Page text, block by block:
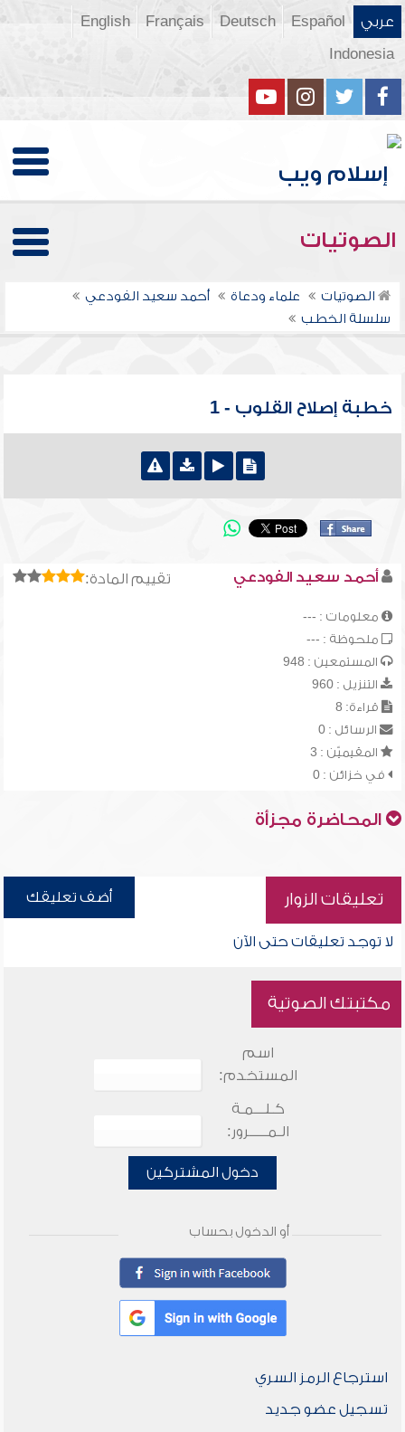
عربي Español
Deutsch
Français
English
Indonesia
الصوتيات
الصوتيات علماء ودعاة
أحمد سعيد الفودعي
سلسلة الخطب
خطبة إصلاح القلوب - 1
تقييم المادة: أحمد سعيد الفودعي
معلومات : ---
ملحوظة : ---
المستمعين : 948
التنزيل : 960
قراءة: 8
الرسائل : 0
المقيميّن : 3
في خزائن : 0
المحاضرة مجزأة
تعليقات الزوار أضف تعليقك
لا توجد تعليقات حتى الآن
مكتبتك الصوتية
اسم
المستخدم:
كـلـــمـة
الـمـــــرور:
دخول المشتركين
أو الدخول بحساب
استرجاع الرمز السري
تسجيل عضو جديد